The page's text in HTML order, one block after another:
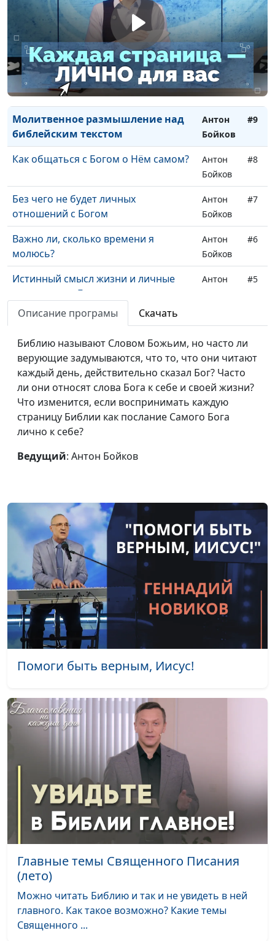
Мартина Лютера
Бойков
Имена и титулы Бога
Антон
Бойков
#11
Как пережить глубину покаяния в
общении с Богом?
Антон
Бойков
#10
Молитвенное размышление над
библейским текстом
Антон
Бойков
#9
Как общаться с Богом о Нём самом?
Антон
Бойков
#8
Без чего не будет личных
отношений с Богом
Антон
Бойков
#7
Важно ли, сколько времени я
молюсь?
Антон
Бойков
#6
Истинный смысл жизни и личные
отношения с Богом
Антон
#5
Что я получаю в общении с Богом?
Что ждёт от нас Бог?
Антон
Бойков
#3
Что такое «личные отношения с
Богом»?
Антон
Бойков
Важнейшая тема в христианстве. Ты
и Бог
Описание програмы Скачать
Библию называют Словом Божьим, но часто ли
верующие задумываются, что то, что они читают
каждый день, действительно сказал Бог? Часто
ли они относят слова Бога к себе и своей жизни?
Что изменится, если воспринимать каждую
страницу Библии как послание Самого Бога
лично к себе?
Ведущий: Антон Бойков
Помоги быть верным, Иисус!
Главные темы Священного Писания
(лето)
Можно читать Библию и так и не увидеть в ней
главного. Как такое возможно? Какие темы
Священного ...